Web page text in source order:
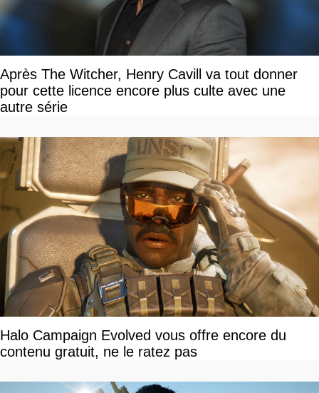
Après The Witcher, Henry Cavill va tout donner
pour cette licence encore plus culte avec une
autre série
Halo Campaign Evolved vous offre encore du
contenu gratuit, ne le ratez pas